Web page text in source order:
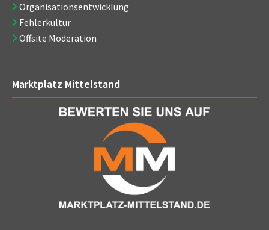
Organisationsentwicklung
Fehlerkultur
Offsite Moderation
Marktplatz Mittelstand